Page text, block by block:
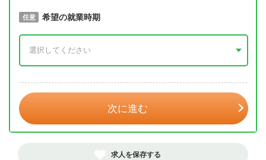
必須 取得予定年
任意 希望の就業時期
次に進む
求人を保存する